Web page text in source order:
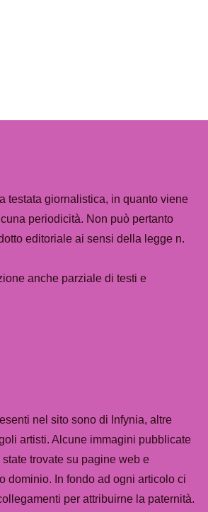
testata giornalistica, in quanto viene
periodicità. Non può pertanto
editoriale ai sensi della legge n.
anche parziale di testi e
nel sito sono di Infynia, altre
artisti. Alcune immagini pubblicate
trovate su pagine web e
dominio. In fondo ad ogni articolo ci
per attribuirne la paternità.